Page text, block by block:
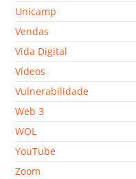
Unicamp
Vendas
Vida Digital
Vídeos
Vulnerabilidade
Web 3
WOL
YouTube
Zoom